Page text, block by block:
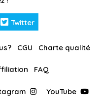
Twitter
CGU Charte qualité
FAQ
YouTube